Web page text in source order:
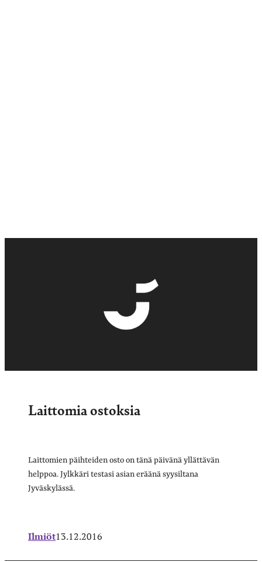
Laittomia ostoksia
Laittomien päihteiden osto on tänä päivänä yllättävän
helppoa. Jylkkäri testasi asian eräänä syysiltana
Jyväskylässä.
Ilmiöt13.12.2016